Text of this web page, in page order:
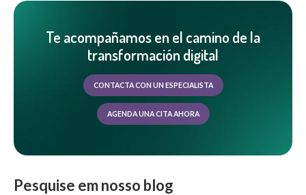
Te acompañamos en el camino de la
transformación digital
CONTACTA CON UN ESPECIALISTA
AGENDA UNA CITA AHORA
Pesquise em nosso blog